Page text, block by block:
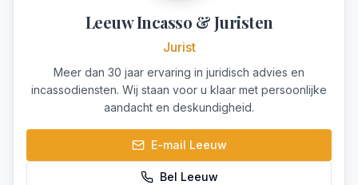
Leeuw Incasso & Juristen
Jurist
Meer dan 30 jaar ervaring in juridisch advies en
incassodiensten. Wij staan voor u klaar met persoonlijke
aandacht en deskundigheid.
E-mail Leeuw
Bel Leeuw